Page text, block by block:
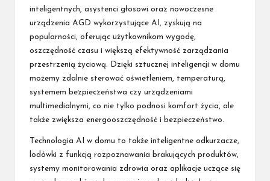
inteligentnych, asystenci głosowi oraz nowoczesne
urządzenia AGD wykorzystujące AI, zyskują na
popularności, oferując użytkownikom wygodę,
oszczędność czasu i większą efektywność zarządzania
przestrzenią życiową. Dzięki sztucznej inteligencji w domu
możemy zdalnie sterować oświetleniem, temperaturą,
systemem bezpieczeństwa czy urządzeniami
multimedialnymi, co nie tylko podnosi komfort życia, ale
także zwiększa energooszczędność i bezpieczeństwo.
Technologia AI w domu to także inteligentne odkurzacze,
lodówki z funkcją rozpoznawania brakujących produktów,
systemy monitorowania zdrowia oraz aplikacje uczące się